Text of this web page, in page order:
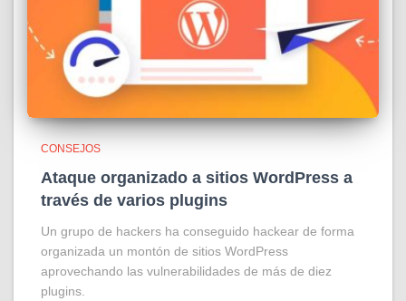
CONSEJOS
Ataque organizado a sitios WordPress a
través de varios plugins
Un grupo de hackers ha conseguido hackear de forma
organizada un montón de sitios WordPress
aprovechando las vulnerabilidades de más de diez
plugins.